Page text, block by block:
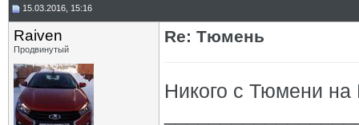
15.03.2016, 15:16
Raiven
Продвинутый
Re: Тюмень
Никого с Тюмени на